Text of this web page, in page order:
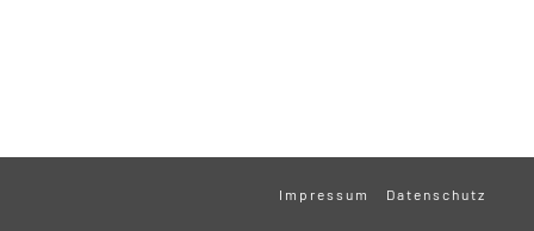
Impressum Datenschutz